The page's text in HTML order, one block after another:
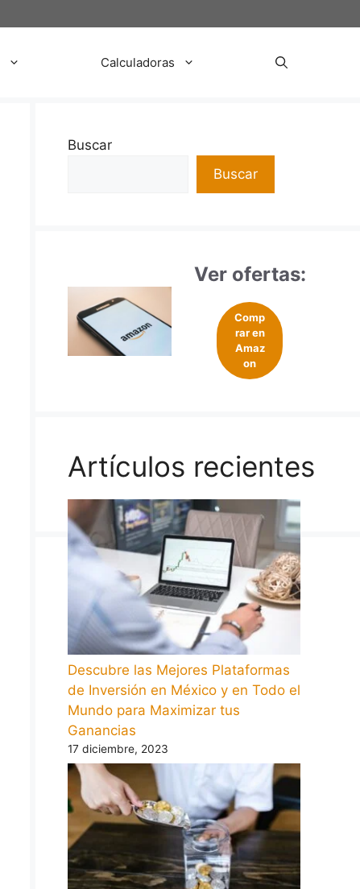
Calculadoras
Buscar
Buscar
Ver ofertas:
Comp
rar en
Amaz
on
Artículos recientes
Descubre las Mejores Plataformas
de Inversión en México y en Todo el
Mundo para Maximizar tus
Ganancias
17 diciembre, 2023